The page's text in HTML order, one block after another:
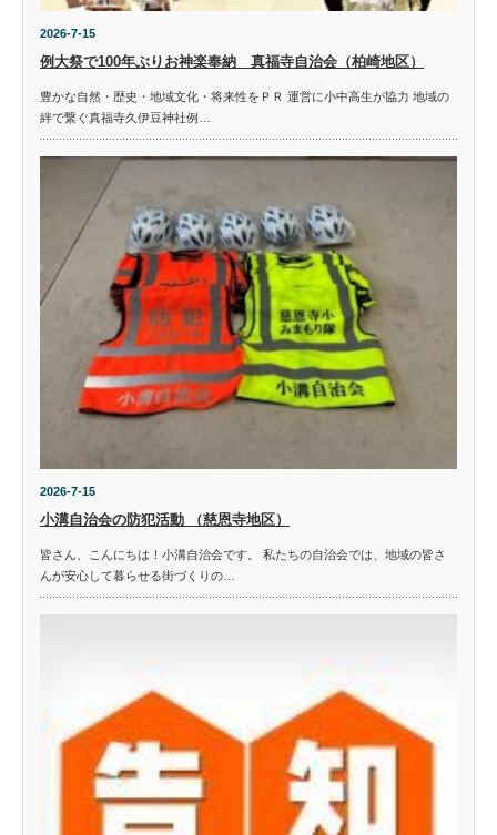
2026-7-15
例大祭で100年ぶりお神楽奉納 真福寺自治会（柏崎地区）
豊かな自然・歴史・地域文化・将来性をＰＲ 運営に小中高生が協力 地域の
絆で繋ぐ真福寺久伊豆神社例…
2026-7-15
小溝自治会の防犯活動 （慈恩寺地区）
皆さん、こんにちは！小溝自治会です。 私たちの自治会では、地域の皆さ
んが安心して暮らせる街づくりの…